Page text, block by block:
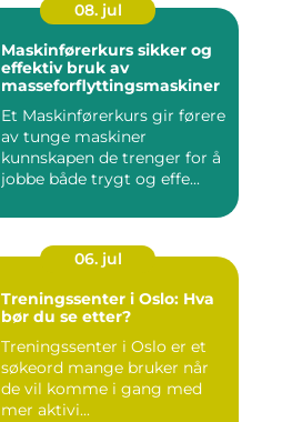
08. jul
Maskinførerkurs sikker og
effektiv bruk av
masseforflyttingsmaskiner
Et Maskinførerkurs gir førere
av tunge maskiner
kunnskapen de trenger for å
jobbe både trygt og effe...
06. jul
Treningssenter i Oslo: Hva
bør du se etter?
Treningssenter i Oslo er et
søkeord mange bruker når
de vil komme i gang med
mer aktivi...